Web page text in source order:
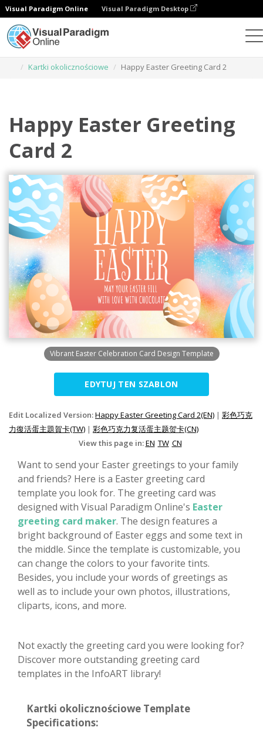
Visual Paradigm Online Visual Paradigm Desktop
Kartki okolicznościowe
Happy Easter Greeting Card 2
Happy Easter Greeting
Card 2
Vibrant Easter Celebration Card Design Template
EDYTUJ TEN SZABLON
Edit Localized Version:Happy Easter Greeting Card 2(EN) | 彩色巧克
力復活蛋主題賀卡(TW) | 彩色巧克力复活蛋主题贺卡(CN)
View this page in:EN TW CN
Want to send your Easter greetings to your family
and friends? Here is a Easter greeting card
template you look for. The greeting card was
designed with Visual Paradigm Online's Easter
greeting card maker. The design features a
bright background of Easter eggs and some text in
the middle. Since the template is customizable, you
can change the colors to your favorite tints.
Besides, you include your words of greetings as
well as to include your own photos, illustrations,
cliparts, icons, and more.
Not exactly the greeting card you were looking for?
Discover more outstanding greeting card
templates in the InfoART library!
Kartki okolicznościowe Template
Specifications: